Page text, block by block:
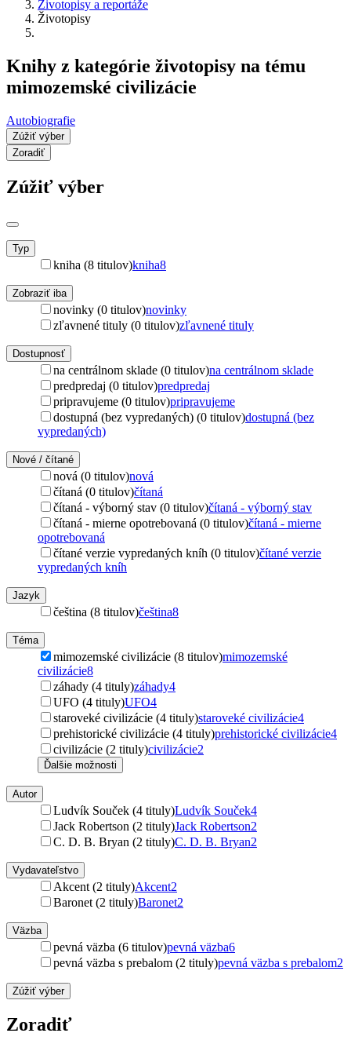
Životopisy a reportáže
Životopisy
Knihy z kategórie životopisy na tému
mimozemské civilizácie
Autobiografie
Zúžiť výber
Zoradiť
Zúžiť výber
Typ
kniha (8 titulov)kniha8
Zobraziť iba
novinky (0 titulov)novinky
zľavnené tituly (0 titulov)zľavnené tituly
Dostupnosť
na centrálnom sklade (0 titulov)na centrálnom sklade
predpredaj (0 titulov)predpredaj
pripravujeme (0 titulov)pripravujeme
dostupná (bez vypredaných) (0 titulov)dostupná (bez
vypredaných)
Nové / čítané
nová (0 titulov)nová
čítaná (0 titulov)čítaná
čítaná - výborný stav (0 titulov)čítaná - výborný stav
čítaná - mierne opotrebovaná (0 titulov)čítaná - mierne
opotrebovaná
čítané verzie vypredaných kníh (0 titulov)čítané verzie
vypredaných kníh
Jazyk
čeština (8 titulov)čeština8
Téma
mimozemské civilizácie (8 titulov)mimozemské
civilizácie8
záhady (4 tituly)záhady4
UFO (4 tituly)UFO4
staroveké civilizácie (4 tituly)staroveké civilizácie4
prehistorické civilizácie (4 tituly)prehistorické civilizácie4
civilizácie (2 tituly)civilizácie2
Ďalšie možnosti
Autor
Ludvík Souček (4 tituly)Ludvík Souček4
Jack Robertson (2 tituly)Jack Robertson2
C. D. B. Bryan (2 tituly)C. D. B. Bryan2
Vydavateľstvo
Akcent (2 tituly)Akcent2
Baronet (2 tituly)Baronet2
Väzba
pevná väzba (6 titulov)pevná väzba6
pevná väzba s prebalom (2 tituly)pevná väzba s prebalom2
Zúžiť výber
Zoradiť